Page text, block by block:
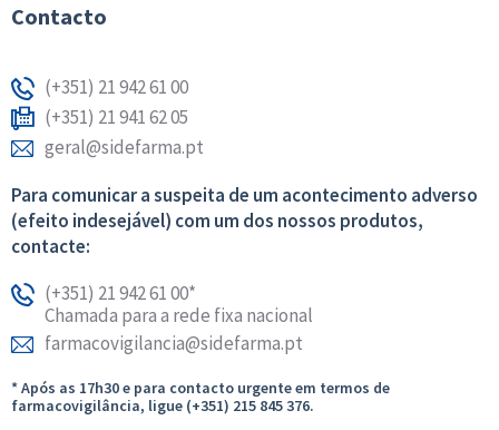
Contacto
(+351) 21 942 61 00
(+351) 21 941 62 05
geral@sidefarma.pt
Para comunicar a suspeita de um acontecimento adverso
(efeito indesejável) com um dos nossos produtos,
contacte:
(+351) 21 942 61 00*
Chamada para a rede fixa nacional
farmacovigilancia@sidefarma.pt
* Após as 17h30 e para contacto urgente em termos de
farmacovigilância, ligue (+351) 215 845 376.